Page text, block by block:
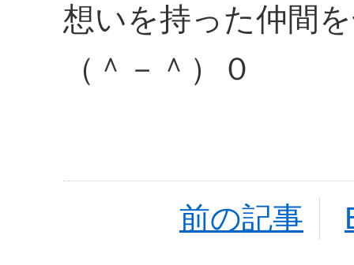
想いを持った仲間
（＾－＾）０
前の記事